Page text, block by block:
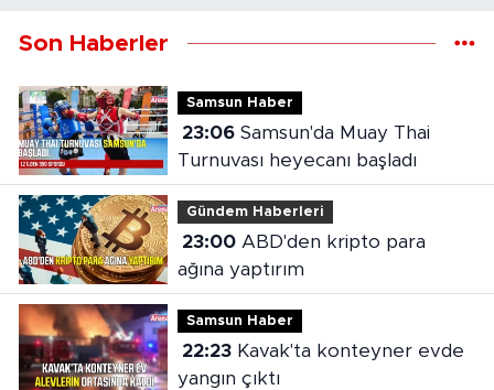
Son Haberler
Samsun Haber
23:06Samsun'da Muay Thai
Turnuvası heyecanı başladı
Gündem Haberleri
23:00ABD'den kripto para
ağına yaptırım
Samsun Haber
22:23Kavak'ta konteyner evde
yangın çıktı